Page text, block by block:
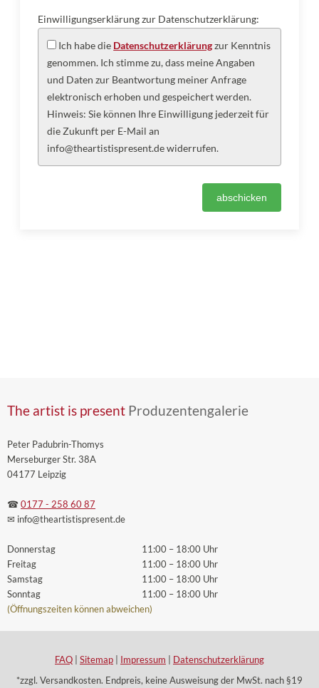
Einwilligungserklärung zur Datenschutzerklärung:
Ich habe die Datenschutzerklärungzur Kenntnis
genommen. Ich stimme zu, dass meine Angaben
und Daten zur Beantwortung meiner Anfrage
elektronisch erhoben und gespeichert werden.
Hinweis: Sie können Ihre Einwilligung jederzeit für
die Zukunft per E-Mail an
info@theartistispresent.de widerrufen.
The artist is present Produzentengalerie
Peter Padubrin-Thomys
Merseburger Str. 38A
04177 Leipzig
☎ 0177 - 258 60 87
✉ info@theartistispresent.de
Donnerstag
Freitag
Samstag
Sonntag
11:00 – 18:00 Uhr
11:00 – 18:00 Uhr
11:00 – 18:00 Uhr
11:00 – 18:00 Uhr
(Öffnungszeiten können abweichen)
FAQ Sitemap Impressum
Datenschutzerklärung
*zzgl. Versandkosten. Endpreis, keine Ausweisung der MwSt. nach §19